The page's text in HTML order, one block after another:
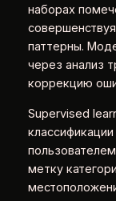
наборах
паттерны.
через анализ
коррекцию
Supervised
метку